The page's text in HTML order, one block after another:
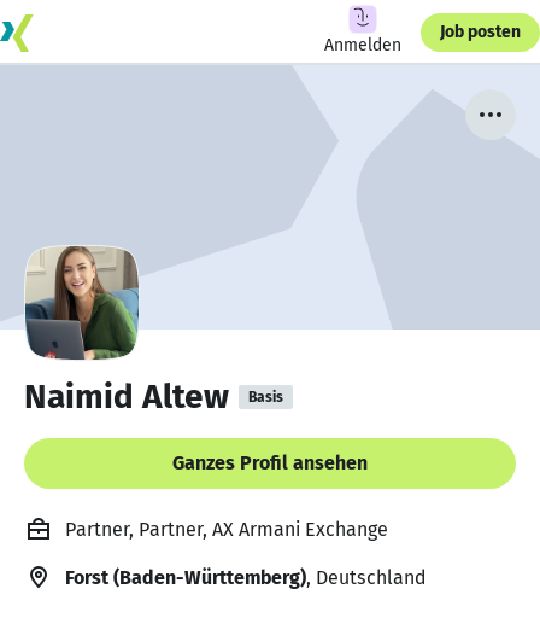
Anmelden
Job posten
Naimid Altew Basis
Ganzes Profil ansehen
Partner, Partner, AX Armani Exchange
Forst (Baden-Württemberg), Deutschland